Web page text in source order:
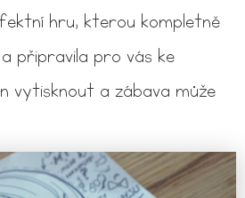
hru, kterou kompletně
připravila pro vás ke
vytisknout a zábava může